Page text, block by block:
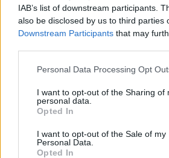
IAB’s list of downstream participants.
also be disclosed by us to third parties
Downstream Participants that may
Personal Data Processing Opt
I want to opt-out of the Sharing of
personal data.
Opted In
I want to opt-out of the Sale of my
Personal Data.
Opted In
PNȚCD (Pavelescu)
PNCR (Terheș)
FAR (Coarnă)
Altul